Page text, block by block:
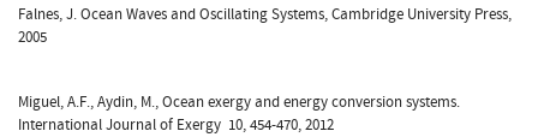
Falnes, J. Ocean Waves and Oscillating Systems, Cambridge University Press,
2005
Miguel, A.F., Aydin, M., Ocean exergy and energy conversion systems.
International Journal of Exergy 10, 454-470, 2012